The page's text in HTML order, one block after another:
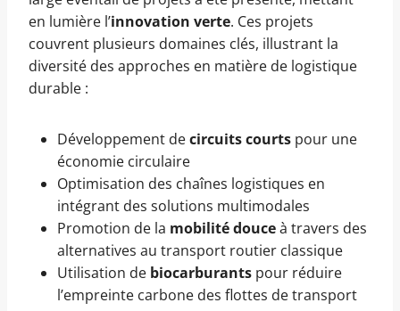
en lumière l’innovation verte. Ces projets
couvrent plusieurs domaines clés, illustrant la
diversité des approches en matière de logistique
durable :
Développement decircuits courts pour une
économie circulaire
Optimisation des chaînes logistiques en
intégrant des solutions multimodales
Promotion de la mobilité douceà travers des
alternatives au transport routier classique
Utilisation de biocarburants pour réduire
l’empreinte carbone des flottes de transport